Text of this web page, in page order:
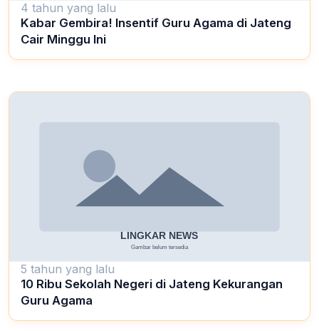
4 tahun yang lalu
Kabar Gembira! Insentif Guru Agama di Jateng
Cair Minggu Ini
5 tahun yang lalu
10 Ribu Sekolah Negeri di Jateng Kekurangan
Guru Agama